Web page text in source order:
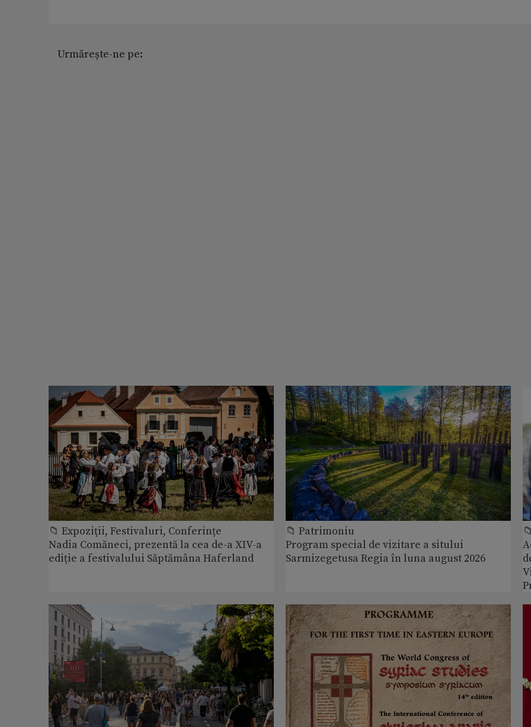
Urmărește-ne pe:
📁 Expoziţii, Festivaluri, Conferințe
Nadia Comăneci, prezentă la cea de-a XIV-a
ediție a festivalului Săptămâna Haferland
📁 Patrimoniu
Program special de vizitare a sitului
Sarmizegetusa Regia în luna august 2026